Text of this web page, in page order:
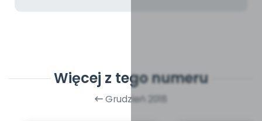
Więcej z tego numeru
Grudzień 2018